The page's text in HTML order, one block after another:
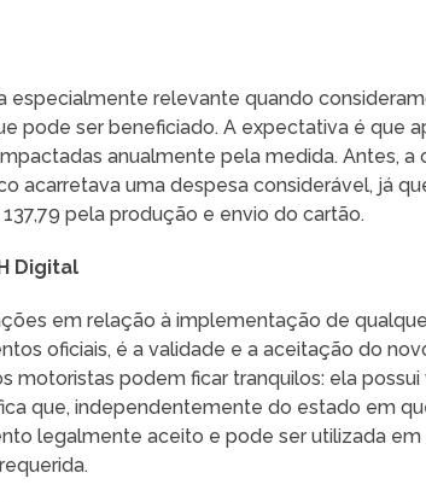
especialmente relevante quando
pode ser beneficiado. A expectativa é que
anualmente pela medida. Antes, a
acarretava uma despesa considerável, já
pela produção e envio do cartão.
Digital
em relação à implementação de
oficiais, é a validade e a aceitação do
motoristas podem ficar tranquilos: ela
que, independentemente do estado em
legalmente aceito e pode ser utilizada em